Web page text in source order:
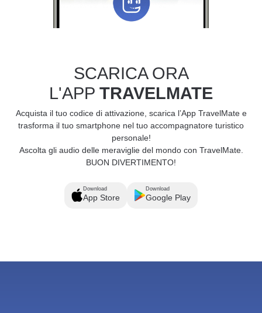
SCARICA ORA
L'APP TRAVELMATE
Acquista il tuo codice di attivazione, scarica l’App TravelMate e
trasforma il tuo smartphone nel tuo accompagnatore turistico
personale!
Ascolta gli audio delle meraviglie del mondo con TravelMate.
BUON DIVERTIMENTO!
Download
App Store
Download
Google Play